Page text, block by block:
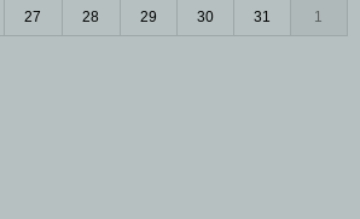
27 28 29 30 31 1